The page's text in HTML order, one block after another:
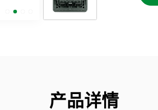
产品详情